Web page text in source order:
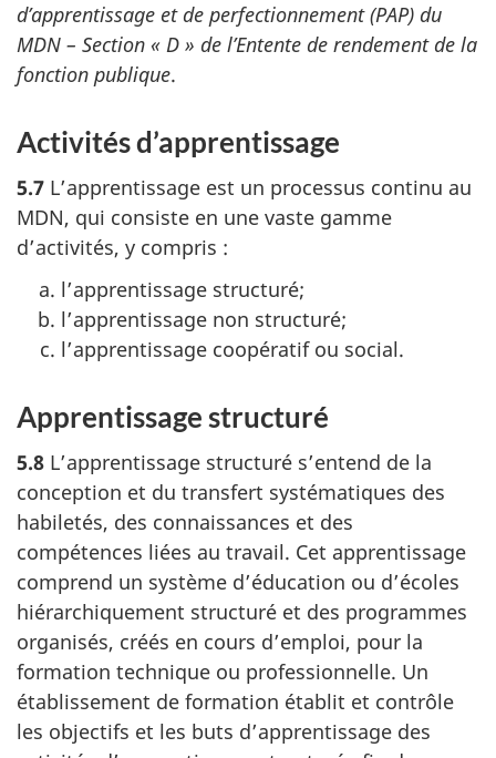
d’apprentissage et de perfectionnement (PAP) du
MDN – Section « D » de l’Entente de rendement de la
fonction publique.
Activités d’apprentissage
5.7 L’apprentissage est un processus continu au
MDN, qui consiste en une vaste gamme
d’activités, y compris :
l’apprentissage structuré;
l’apprentissage non structuré;
l’apprentissage coopératif ou social.
Apprentissage structuré
5.8 L’apprentissage structuré s’entend de la
conception et du transfert systématiques des
habiletés, des connaissances et des
compétences liées au travail. Cet apprentissage
comprend un système d’éducation ou d’écoles
hiérarchiquement structuré et des programmes
organisés, créés en cours d’emploi, pour la
formation technique ou professionnelle. Un
établissement de formation établit et contrôle
les objectifs et les buts d’apprentissage des